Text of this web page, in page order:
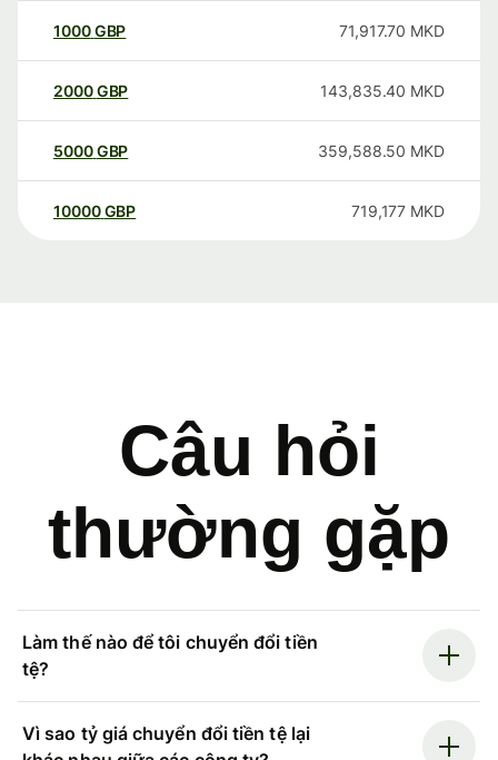
1000GBP 71,917.70 MKD
2000GBP 143,835.40 MKD
5000GBP 359,588.50 MKD
10000 GBP 719,177 MKD
Câu hỏi
thường gặp
Làm thế nào để tôi chuyển đổi tiền
tệ?
Vì sao tỷ giá chuyển đổi tiền tệ lại